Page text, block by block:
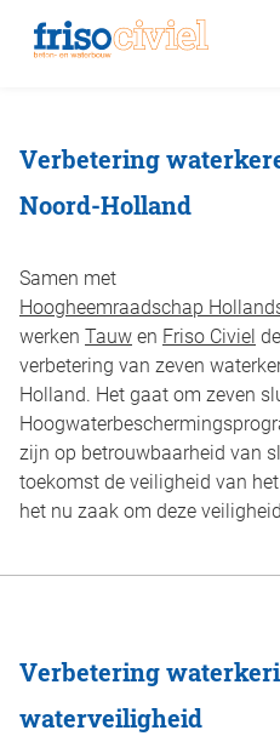
Verbetering
Noord-Holland
Samen met
Hoogheemraadschap
werken Tauw en Friso Civiel
verbetering van zeven
Holland. Het gaat om zeven
zijn op betrouwbaarheid van
toekomst de veiligheid van
het nu zaak om deze
Verbetering
waterveiligheid